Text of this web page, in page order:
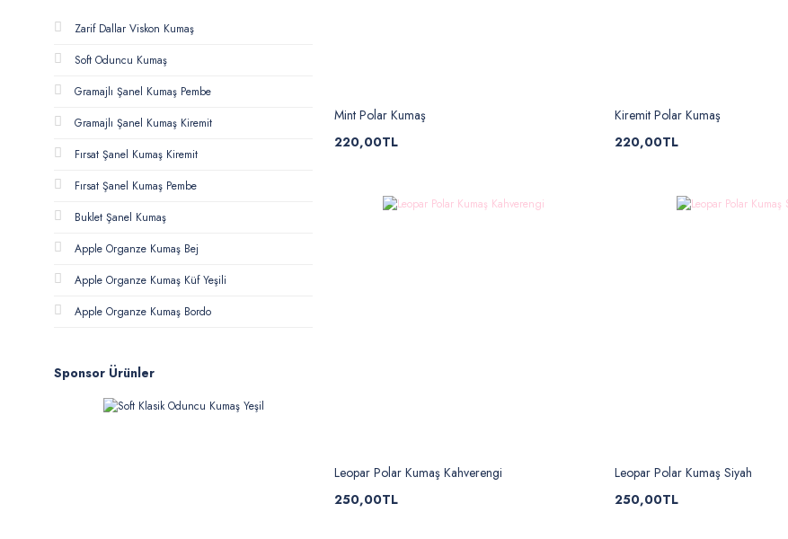
Zarif Dallar Viskon Kumaş
Soft Oduncu Kumaş
Gramajlı Şanel Kumaş Pembe
Gramajlı Şanel Kumaş Kiremit
Fırsat Şanel Kumaş Kiremit
Fırsat Şanel Kumaş Pembe
Buklet Şanel Kumaş
Apple Organze Kumaş Bej
Apple Organze Kumaş Küf Yeşili
Apple Organze Kumaş Bordo
Sponsor Ürünler
Mint Polar Kumaş
220,00TL
Kiremit Polar Kumaş
220,00TL
Leopar Polar Kumaş Kahverengi
250,00TL
Leopar Polar Kumaş Siyah
250,00TL